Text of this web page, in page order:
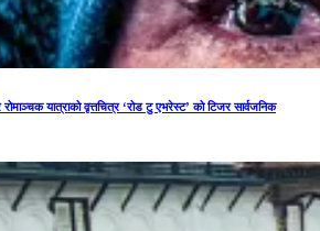
यात्राको वृत्तचित्र ‘रोड टु एभरेस्ट’ को टिजर सार्वजनिक